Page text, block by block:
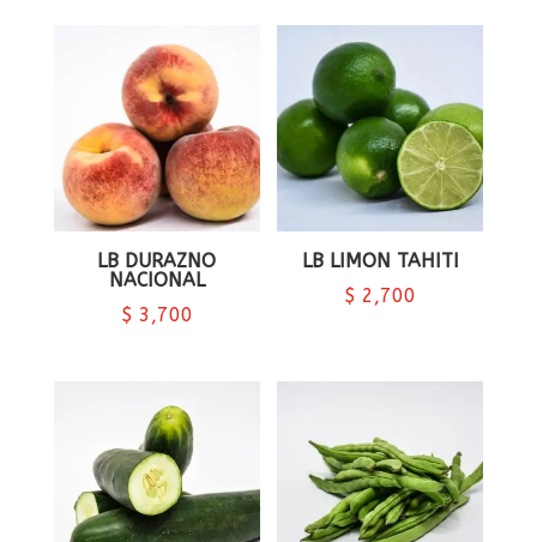
LB DURAZNO
NACIONAL
$ 3,700
LB LIMON TAHITI
$ 2,700